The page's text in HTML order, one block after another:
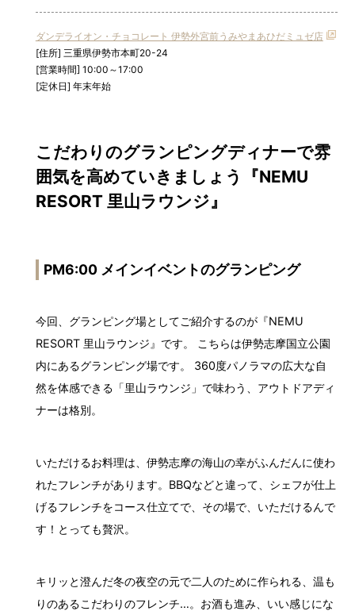
ダンデライオン・チョコレート 伊勢外宮前うみやまあひだミュゼ店
[住所] 三重県伊勢市本町20-24
[営業時間] 10:00～17:00
[定休日] 年末年始
こだわりのグランピングディナーで雰
囲気を高めていきましょう『NEMU
RESORT 里山ラウンジ』
PM6:00 メインイベントのグランピング
今回、グランピング場としてご紹介するのが『NEMU
RESORT 里山ラウンジ』です。 こちらは伊勢志摩国立公園
内にあるグランピング場です。 360度パノラマの広大な自
然を体感できる「里山ラウンジ」で味わう、アウトドアディ
ナーは格別。
いただけるお料理は、伊勢志摩の海山の幸がふんだんに使わ
れたフレンチがあります。BBQなどと違って、シェフが仕上
げるフレンチをコース仕立てで、その場で、いただけるんで
す！とっても贅沢。
キリッと澄んだ冬の夜空の元で二人のために作られる、温も
りのあるこだわりのフレンチ…。お酒も進み、いい感じにな